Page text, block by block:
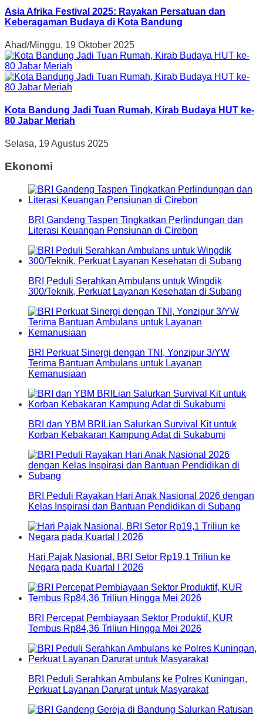
Asia Afrika Festival 2025: Rayakan Persatuan dan
Keberagaman Budaya di Kota Bandung
Ahad/Minggu, 19 Oktober 2025
Kota Bandung Jadi Tuan Rumah, Kirab Budaya HUT ke-
80 Jabar Meriah
Selasa, 19 Agustus 2025
Ekonomi
BRI Gandeng Taspen Tingkatkan Perlindungan dan
Literasi Keuangan Pensiunan di Cirebon
BRI Peduli Serahkan Ambulans untuk Wingdik
300/Teknik, Perkuat Layanan Kesehatan di Subang
BRI Perkuat Sinergi dengan TNI, Yonzipur 3/YW
Terima Bantuan Ambulans untuk Layanan
Kemanusiaan
BRI dan YBM BRILian Salurkan Survival Kit untuk
Korban Kebakaran Kampung Adat di Sukabumi
BRI Peduli Rayakan Hari Anak Nasional 2026 dengan
Kelas Inspirasi dan Bantuan Pendidikan di Subang
Hari Pajak Nasional, BRI Setor Rp19,1 Triliun ke
Negara pada Kuartal I 2026
BRI Percepat Pembiayaan Sektor Produktif, KUR
Tembus Rp84,36 Triliun Hingga Mei 2026
BRI Peduli Serahkan Ambulans ke Polres Kuningan,
Perkuat Layanan Darurat untuk Masyarakat